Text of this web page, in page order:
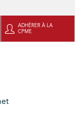
ADHÉRER À LA
CPME